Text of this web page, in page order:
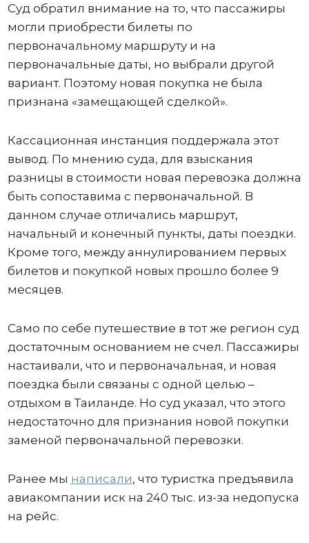
Суд обратил внимание на то, что пассажиры
могли приобрести билеты по
первоначальному маршруту и на
первоначальные даты, но выбрали другой
вариант. Поэтому новая покупка не была
признана «замещающей сделкой».
Кассационная инстанция поддержала этот
вывод. По мнению суда, для взыскания
разницы в стоимости новая перевозка должна
быть сопоставима с первоначальной. В
данном случае отличались маршрут,
начальный и конечный пункты, даты поездки.
Кроме того, между аннулированием первых
билетов и покупкой новых прошло более 9
месяцев.
Само по себе путешествие в тот же регион суд
достаточным основанием не счел. Пассажиры
настаивали, что и первоначальная, и новая
поездка были связаны с одной целью –
отдыхом в Таиланде. Но суд указал, что этого
недостаточно для признания новой покупки
заменой первоначальной перевозки.
Ранее мы написали, что туристка предъявила
авиакомпании иск на 240 тыс. из-за недопуска
на рейс.